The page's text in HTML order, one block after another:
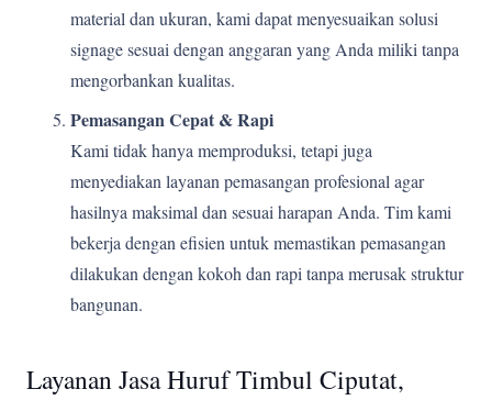
material dan ukuran, kami dapat menyesuaikan solusi
signage sesuai dengan anggaran yang Anda miliki tanpa
mengorbankan kualitas.
Pemasangan Cepat & Rapi
Kami tidak hanya memproduksi, tetapi juga
menyediakan layanan pemasangan profesional agar
hasilnya maksimal dan sesuai harapan Anda. Tim kami
bekerja dengan efisien untuk memastikan pemasangan
dilakukan dengan kokoh dan rapi tanpa merusak struktur
bangunan.
Layanan Jasa Huruf Timbul Ciputat,